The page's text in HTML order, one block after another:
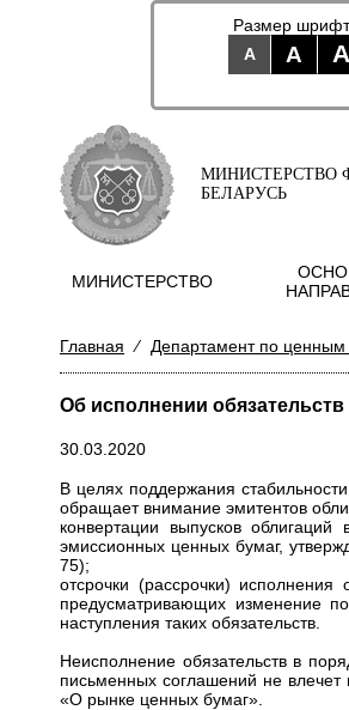
Размер
A
A A
МИНИСТЕРСТВО
БЕЛАРУСЬ
МИНИСТЕРСТВО
Главная ⁄ Департамент по ценным
Об исполнении
30.03.2020
В целях поддержания
обращает внимание эмитентов
конвертации выпусков
эмиссионных ценных бумаг,
75);
отсрочки (рассрочки)
предусматривающих изменение
наступления таких обязательств.
Неисполнение обязательств в
письменных соглашений не влечет
«О рынке ценных бумаг».